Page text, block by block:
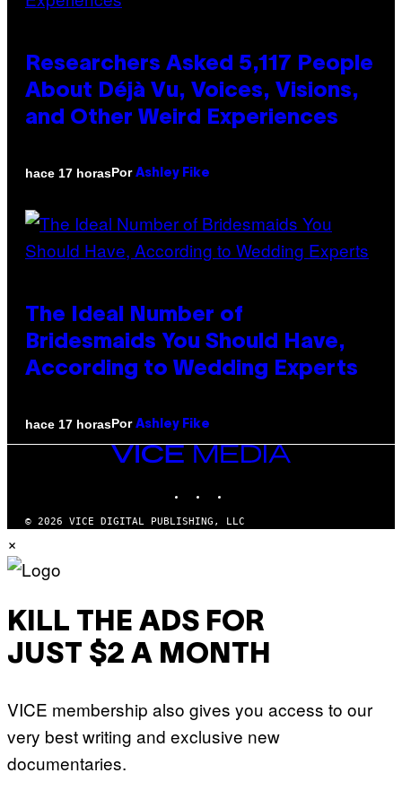
Researchers Asked 5,117 People
About Déjà Vu, Voices, Visions,
and Other Weird Experiences
hace 17 horasPor Ashley Fike
The Ideal Number of
Bridesmaids You Should Have,
According to Wedding Experts
hace 17 horasPor Ashley Fike
VICE
© 2026 VICE DIGITAL PUBLISHING, LLC
×
KILL THE ADS FOR
JUST $2 A MONTH
VICE membership also gives you access to our
very best writing and exclusive new
documentaries.